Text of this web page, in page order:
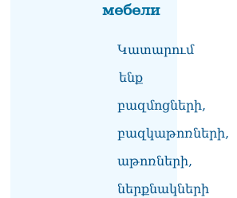
мебели
Կատարում
ենք
բազմոցների,
բազկաթոռների,
աթոռների,
ներքնակների
Ֆիդան.
09.08.2026